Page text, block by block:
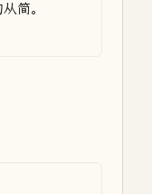
简。